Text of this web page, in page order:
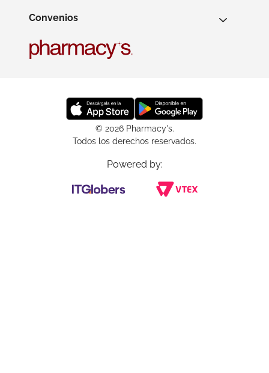
Convenios
© 2026 Pharmacy's.
Todos los derechos reservados.
Powered by: